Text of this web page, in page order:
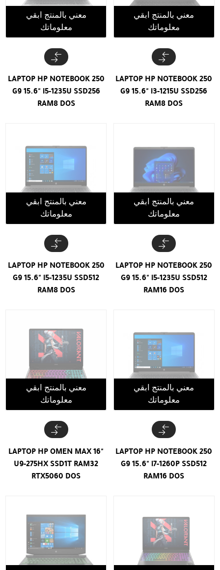
معني بالمنتج ابقي
معلوماتك
LAPTOP HP NOTEBOOK 250
G9 15.6" i3-1215U SSD256
RAM8 DOS
معني بالمنتج ابقي
معلوماتك
LAPTOP HP NOTEBOOK 250
G9 15.6" i5-1235U SSD256
RAM8 DOS
معني بالمنتج ابقي
معلوماتك
LAPTOP HP NOTEBOOK 250
G9 15.6" i5-1235U SSD512
RAM16 DOS
معني بالمنتج ابقي
معلوماتك
LAPTOP HP NOTEBOOK 250
G9 15.6" i5-1235U SSD512
RAM8 DOS
معني بالمنتج ابقي
معلوماتك
LAPTOP HP NOTEBOOK 250
G9 15.6" i7-1260P SSD512
RAM16 DOS
معني بالمنتج ابقي
معلوماتك
LAPTOP HP OMEN MAX 16"
U9-275HX SSD1T RAM32
RTX5060 DOS